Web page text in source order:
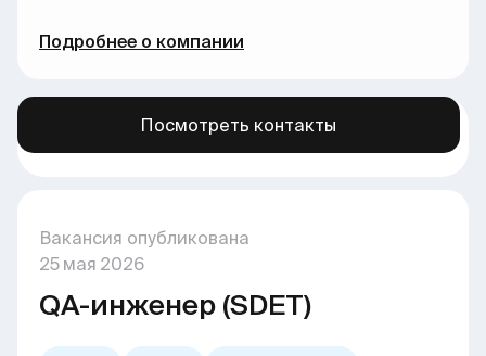
Вакансия опубликована
25 мая 2026
QA-инженер (SDET)
Подробнее о компании
Посмотреть контакты
Больше вакансий в нашем канале →